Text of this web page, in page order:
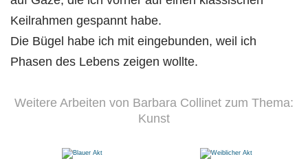
Keilrahmen gespannt habe.
Die Bügel habe ich mit eingebunden, weil ich
Phasen des Lebens zeigen wollte.
Weitere Arbeiten von Barbara Collinet zum Thema:
Kunst